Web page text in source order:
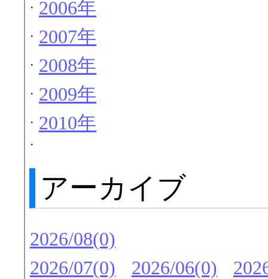
・ 2006年
・ 2007年
・ 2008年
・ 2009年
・ 2010年
・
アーカイブ
2026/08(0)
2026/07(0)
2026/06(0)